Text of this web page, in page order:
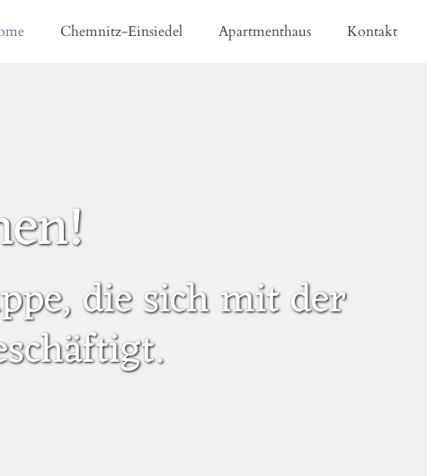
Chemnitz-Einsiedel Apartmenthaus Kontakt
die sich mit der